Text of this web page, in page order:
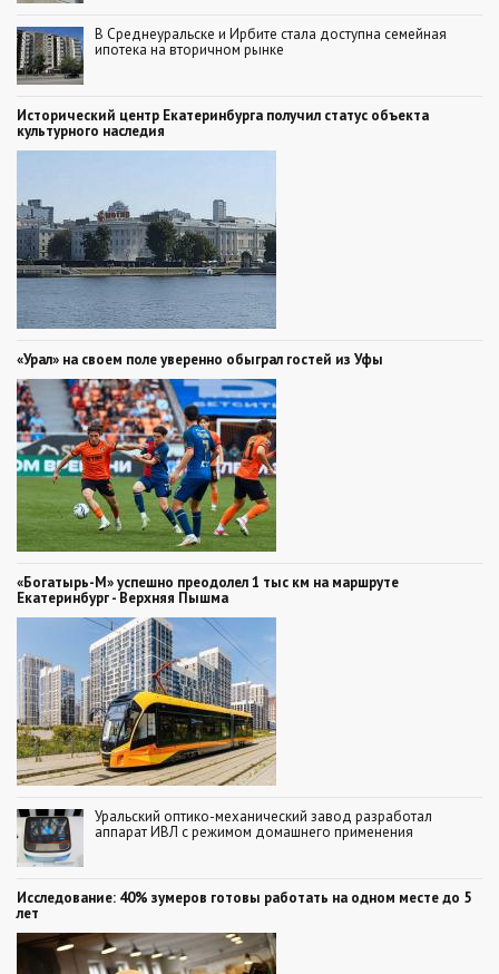
В Среднеуральске и Ирбите стала доступна семейная
ипотека на вторичном рынке
Исторический центр Екатеринбурга получил статус объекта
культурного наследия
«Урал» на своем поле уверенно обыграл гостей из Уфы
«Богатырь-М» успешно преодолел 1 тыс км на маршруте
Екатеринбург - Верхняя Пышма
Уральский оптико-механический завод разработал
аппарат ИВЛ с режимом домашнего применения
Исследование: 40% зумеров готовы работать на одном месте до 5
лет